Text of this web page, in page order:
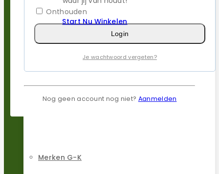
Merken D-F
Merken G-K
Onthouden
Login
Je wachtwoord vergeten?
Nog geen account nog niet? Aanmelden
Start Nu Winkelen